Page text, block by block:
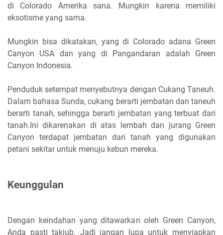
di Colorado Amerika sana. Mungkin karena memiliki
eksotisme yang sama.
Mungkin bisa dikatakan, yang di Colorado adana Green
Canyon USA dan yang di Pangandaran adalah Green
Canyon Indonesia.
Penduduk setempat menyebutnya dengan Cukang Taneuh.
Dalam bahasa Sunda, cukang berarti jembatan dan taneuh
berarti tanah, sehingga berarti jembatan yang terbuat dari
tanah.Ini dikarenakan di atas lembah dan jurang Green
Canyon terdapat jembatan dari tanah yang digunakan
petani sekitar untuk menuju kebun mereka.
Keunggulan
Dengan keindahan yang ditawarkan oleh Green Canyon,
Anda pasti takjub. Jadi jangan lupa untuk menyiapkan